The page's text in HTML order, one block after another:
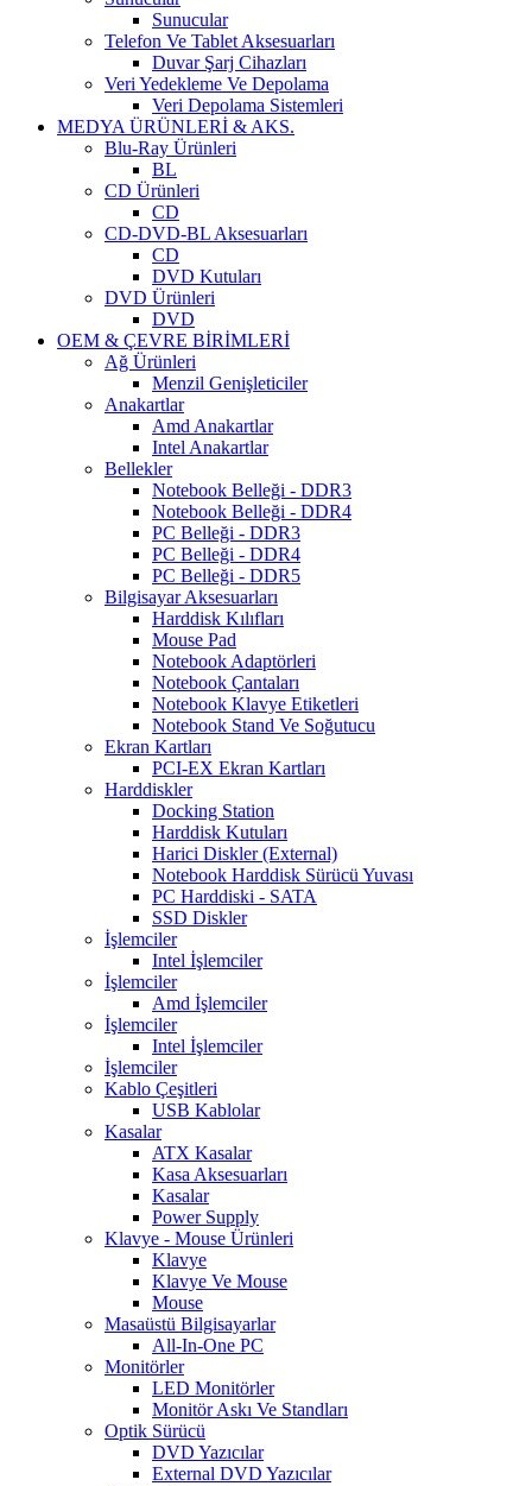
Sunucular
Telefon Ve Tablet Aksesuarları
Duvar Şarj Cihazları
Veri Yedekleme Ve Depolama
Veri Depolama Sistemleri
MEDYA ÜRÜNLERİ & AKS.
Blu-Ray Ürünleri
BL
CD Ürünleri
CD
CD-DVD-BL Aksesuarları
CD
DVD Kutuları
DVD Ürünleri
DVD
OEM & ÇEVRE BİRİMLERİ
Ağ Ürünleri
Menzil Genişleticiler
Anakartlar
Amd Anakartlar
Intel Anakartlar
Bellekler
Notebook Belleği - DDR3
Notebook Belleği - DDR4
PC Belleği - DDR3
PC Belleği - DDR4
PC Belleği - DDR5
Bilgisayar Aksesuarları
Harddisk Kılıfları
Mouse Pad
Notebook Adaptörleri
Notebook Çantaları
Notebook Klavye Etiketleri
Notebook Stand Ve Soğutucu
Ekran Kartları
PCI-EX Ekran Kartları
Harddiskler
Docking Station
Harddisk Kutuları
Harici Diskler (External)
Notebook Harddisk Sürücü Yuvası
PC Harddiski - SATA
SSD Diskler
İşlemciler
Intel İşlemciler
İşlemciler
Amd İşlemciler
İşlemciler
Intel İşlemciler
İşlemciler
Kablo Çeşitleri
USB Kablolar
Kasalar
ATX Kasalar
Kasa Aksesuarları
Kasalar
Power Supply
Klavye - Mouse Ürünleri
Klavye
Klavye Ve Mouse
Mouse
Masaüstü Bilgisayarlar
All-In-One PC
Monitörler
LED Monitörler
Monitör Askı Ve Standları
Optik Sürücü
DVD Yazıcılar
External DVD Yazıcılar